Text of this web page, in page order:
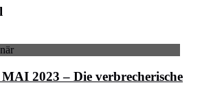
2023 – Die verbrecherische